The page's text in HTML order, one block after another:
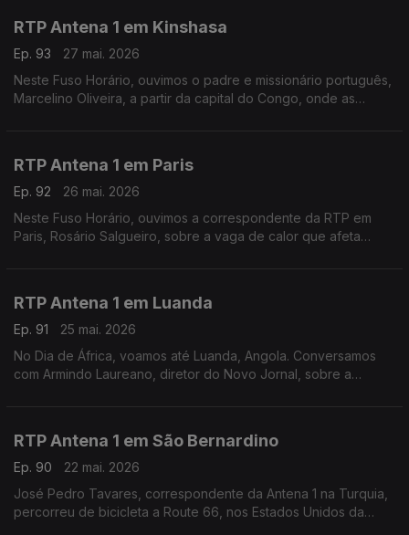
RTP Antena 1 em Kinshasa
Ep. 93
27 mai. 2026
Neste Fuso Horário, ouvimos o padre e missionário português,
Marcelino Oliveira, a partir da capital do Congo, onde as
RTP Antena 1 em Paris
Ep. 92
26 mai. 2026
Neste Fuso Horário, ouvimos a correspondente da RTP em
Paris, Rosário Salgueiro, sobre a vaga de calor que afeta
RTP Antena 1 em Luanda
Ep. 91
25 mai. 2026
No Dia de África, voamos até Luanda, Angola. Conversamos
com Armindo Laureano, diretor do Novo Jornal, sobre a
RTP Antena 1 em São Bernardino
Ep. 90
22 mai. 2026
José Pedro Tavares, correspondente da Antena 1 na Turquia,
percorreu de bicicleta a Route 66, nos Estados Unidos da